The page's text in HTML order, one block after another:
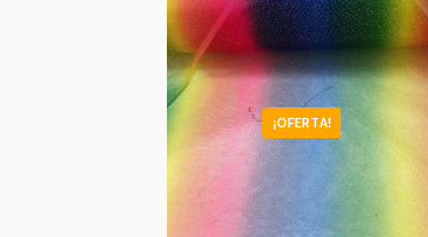
¡OFERTA!